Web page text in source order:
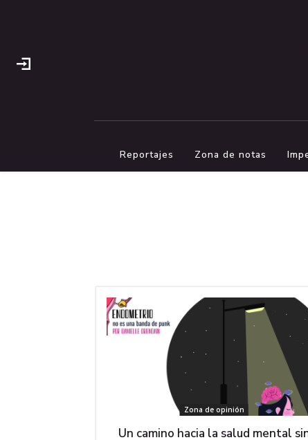
Reportajes Zona de notas
Zona de opinión
Un camino hacia la salud mental